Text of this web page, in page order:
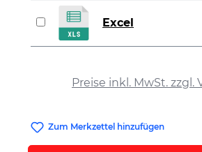
Preise inkl. MwSt. zzgl.
Excel
Zum Merkzettel hinzufügen